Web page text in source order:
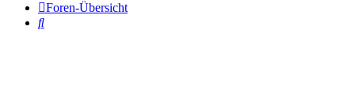
Foren-Übersicht
Suche